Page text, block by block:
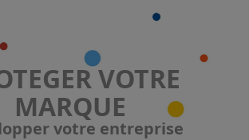
VOTRE
MARQUE
votre entreprise